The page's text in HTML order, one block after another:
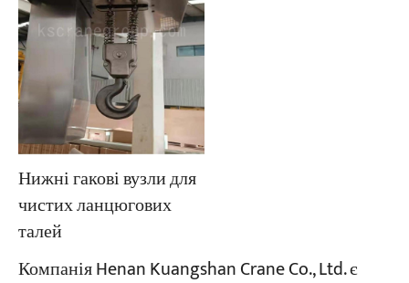
Нижні гакові вузли для
чистих ланцюгових
талей
Компанія Henan Kuangshan Crane Co., Ltd. є